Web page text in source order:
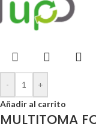
-
+
Añadir al carrito
MULTITOMA